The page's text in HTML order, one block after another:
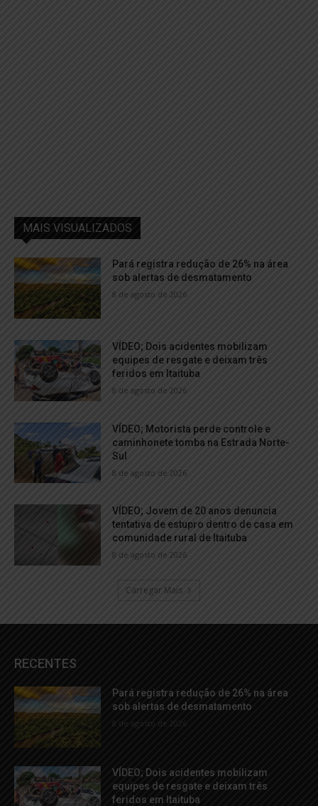
MAIS VISUALIZADOS
Pará registra redução de 26% na área
sob alertas de desmatamento
8 de agosto de 2026
VÍDEO; Dois acidentes mobilizam
equipes de resgate e deixam três
feridos em Itaituba
8 de agosto de 2026
VÍDEO; Motorista perde controle e
caminhonete tomba na Estrada Norte-
Sul
8 de agosto de 2026
VÍDEO; Jovem de 20 anos denuncia
tentativa de estupro dentro de casa em
comunidade rural de Itaituba
8 de agosto de 2026
Carregar Mais
RECENTES
Pará registra redução de 26% na área
sob alertas de desmatamento
8 de agosto de 2026
VÍDEO; Dois acidentes mobilizam
equipes de resgate e deixam três
feridos em Itaituba